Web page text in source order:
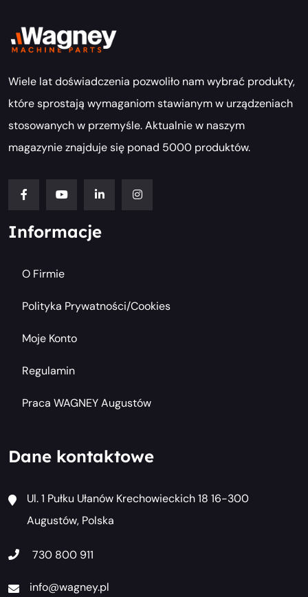
Wiele lat doświadczenia pozwoliło nam wybrać produkty,
które sprostają wymaganiom stawianym w urządzeniach
stosowanych w przemyśle. Aktualnie w naszym
magazynie znajduje się ponad 5000 produktów.
Informacje
O Firmie
Polityka Prywatności/cookies
Moje Konto
Regulamin
Praca WAGNEY Augustów
Dane kontaktowe
Ul. 1 Pułku Ułanów Krechowieckich 18 16-300
Augustów, Polska
730 800 911
info@wagney.pl